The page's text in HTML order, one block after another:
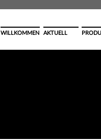
WILLKOMMEN AKTUELL